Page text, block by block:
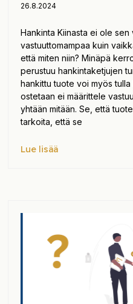
26.8.2024
Hankinta Kiinasta ei ole sen
vastuuttomampaa kuin
että miten niin? Minäpä
perustuu hankintaketjujen
hankittu tuote voi myös tulla
ostetaan ei määrittele
yhtään mitään. Se, että
tarkoita, että se
Lue lisää